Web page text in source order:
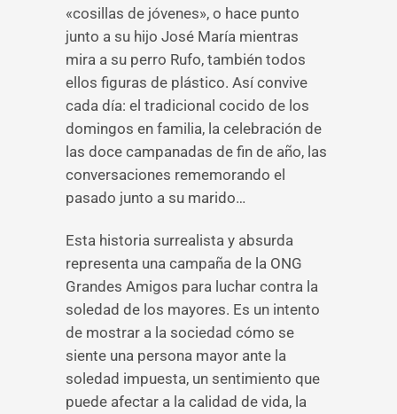
«cosillas de jóvenes», o hace punto
junto a su hijo José María mientras
mira a su perro Rufo, también todos
ellos figuras de plástico. Así convive
cada día: el tradicional cocido de los
domingos en familia, la celebración de
las doce campanadas de fin de año, las
conversaciones rememorando el
pasado junto a su marido…
Esta historia surrealista y absurda
representa una campaña de la ONG
Grandes Amigos para luchar contra la
soledad de los mayores. Es un intento
de mostrar a la sociedad cómo se
siente una persona mayor ante la
soledad impuesta, un sentimiento que
puede afectar a la calidad de vida, la